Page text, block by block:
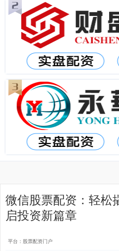
微信股票配资：轻松
启投资新篇章
平台：股票配资门户